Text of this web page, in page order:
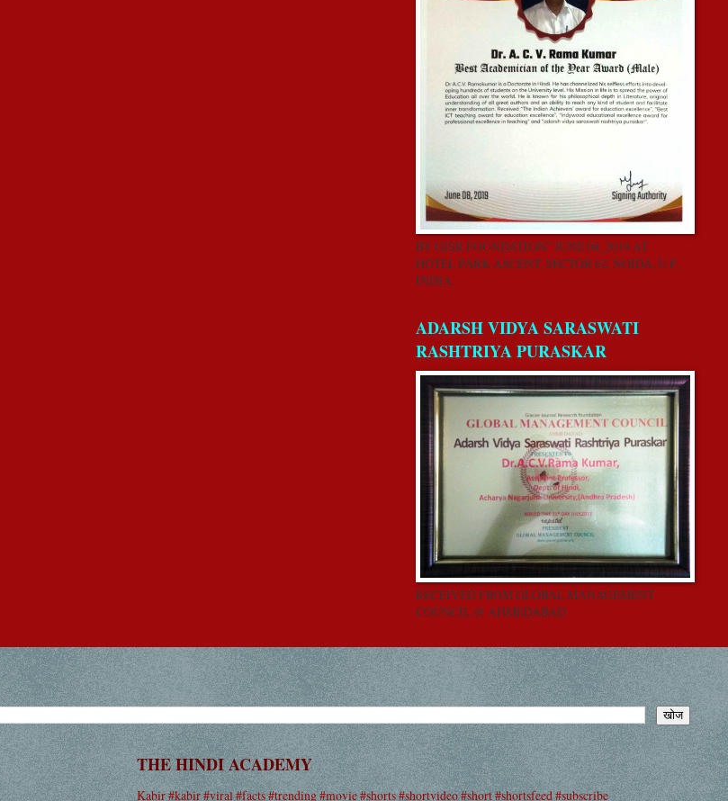
BY GISR FOUNDATION” JUNE 08, 2019 AT
HOTEL PARK ASCENT, SECTOR 62, NOIDA, U.P,
INDIA.
ADARSH VIDYA SARASWATI
RASHTRIYA PURASKAR
RECEIVED FROM GLOBAL MANAGEMENT
COUNCIL @ AHMEDABAD
THE HINDI ACADEMY
Kabir #kabir #viral #facts #trending #movie #shorts #shortvideo #short #shortsfeed #subscribe